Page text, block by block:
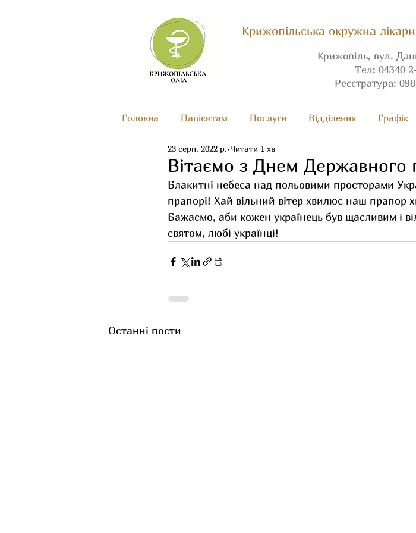
Крижопільська окружна
Крижопіль, вул.
Тел: 04340
Реєстратура:
Головна Пацієнтам Послуги Вiдділення Графік
Вітаємо з Днем Державного
23 серп. 2022 р. Читати 1 хв
Блакитні небеса над польовими просторами
прапорі! Хай вільний вітер хвилює наш прапор
Бажаємо, аби кожен українець був щасливим і
святом, любі українці!
Останні пости